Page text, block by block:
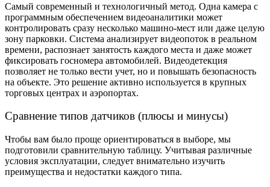
Самый современный и технологичный метод. Одна камера с
программным обеспечением видеоаналитики может
контролировать сразу несколько машино-мест или даже целую
зону парковки. Система анализирует видеопоток в реальном
времени, распознает занятость каждого места и даже может
фиксировать госномера автомобилей. Видеодетекция
позволяет не только вести учет, но и повышать безопасность
на объекте. Это решение активно используется в крупных
торговых центрах и аэропортах.
Сравнение типов датчиков (плюсы и минусы)
Чтобы вам было проще ориентироваться в выборе, мы
подготовили сравнительную таблицу. Учитывая различные
условия эксплуатации, следует внимательно изучить
преимущества и недостатки каждого типа.